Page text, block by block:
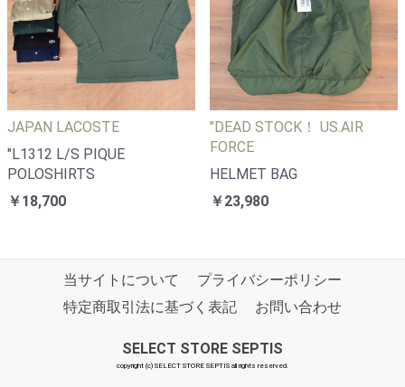
JAPAN LACOSTE
"L1312 L/S PIQUE
POLOSHIRTS
￥18,700
"DEAD STOCK！ US.AIR
FORCE
HELMET BAG
￥23,980
当サイトについて
プライバシーポリシー
特定商取引法に基づく表記
お問い合わせ
SELECT STORE SEPTIS
copyright (c) SELECT STORE SEPTIS all rights reserved.